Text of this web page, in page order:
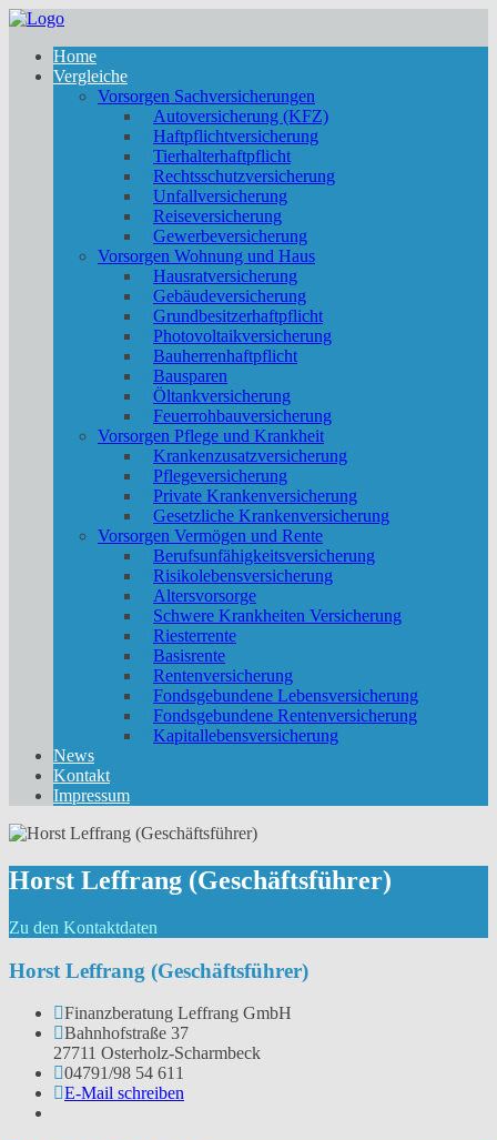
Home
Vergleiche
Vorsorgen Sachversicherungen
Autoversicherung (KFZ)
Haftpflichtversicherung
Tierhalterhaftpflicht
Rechtsschutzversicherung
Unfallversicherung
Reiseversicherung
Gewerbeversicherung
Vorsorgen Wohnung und Haus
Hausratversicherung
Gebäudeversicherung
Grundbesitzerhaftpflicht
Photovoltaikversicherung
Bauherrenhaftpflicht
Bausparen
Öltankversicherung
Feuerrohbauversicherung
Vorsorgen Pflege und Krankheit
Krankenzusatzversicherung
Pflegeversicherung
Private Krankenversicherung
Gesetzliche Krankenversicherung
Vorsorgen Vermögen und Rente
Berufs­unfähigkeitsversicherung
Risikolebensversicherung
Altersvorsorge
Schwere Krankheiten Versicherung
Riesterrente
Basisrente
Rentenversicherung
Fondsgebundene Lebensversicherung
Fondsgebundene Rentenversicherung
Kapitallebensversicherung
News
Kontakt
Impressum
Horst Leffrang (Geschäftsführer)
Zu den Kontaktdaten
Horst Leffrang (Geschäftsführer)
Finanzberatung Leffrang GmbH
Bahnhofstraße 37
27711 Osterholz-Scharmbeck
04791/98 54 611
E-Mail schreiben